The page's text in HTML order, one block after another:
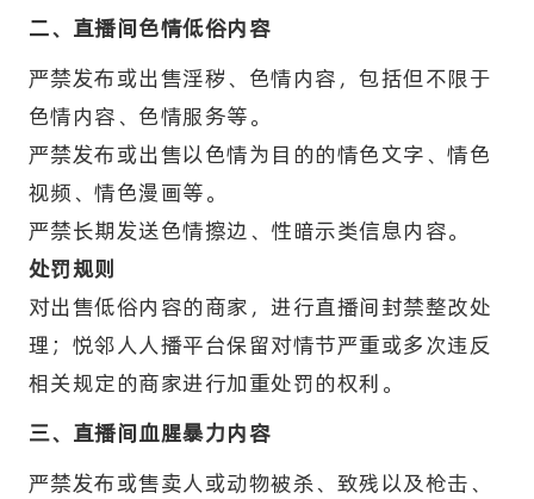
二、直播间色情低俗内容
严禁发布或出售淫秽、色情内容，包括但不限于
色情内容、色情服务等。
严禁发布或出售以色情为目的的情色文字、情色
视频、情色漫画等。
严禁长期发送色情擦边、性暗示类信息内容。
处罚规则
对出售低俗内容的商家，进行直播间封禁整改处
理；悦邻人人播平台保留对情节严重或多次违反
相关规定的商家进行加重处罚的权利。
三、直播间血腥暴力内容
严禁发布或售卖人或动物被杀、致残以及枪击、